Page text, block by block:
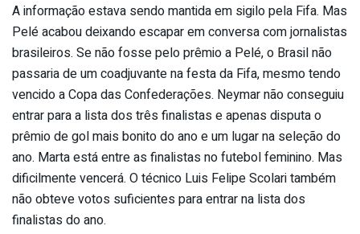
A informação estava sendo mantida em sigilo pela Fifa. Mas
Pelé acabou deixando escapar em conversa com jornalistas
brasileiros. Se não fosse pelo prêmio a Pelé, o Brasil não
passaria de um coadjuvante na festa da Fifa, mesmo tendo
vencido a Copa das Confederações. Neymar não conseguiu
entrar para a lista dos três finalistas e apenas disputa o
prêmio de gol mais bonito do ano e um lugar na seleção do
ano. Marta está entre as finalistas no futebol feminino. Mas
dificilmente vencerá. O técnico Luis Felipe Scolari também
não obteve votos suficientes para entrar na lista dos
finalistas do ano.